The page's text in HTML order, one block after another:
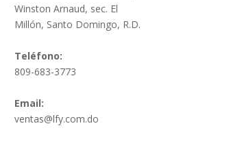
Winston Arnaud, sec. El
Millón, Santo Domingo, R.D.
Teléfono:
809-683-3773
Email:
ventas@lfy.com.do